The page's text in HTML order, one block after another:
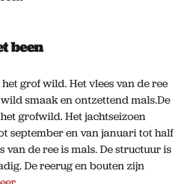
been
grof wild. Het vlees van de ree
smaak en ontzettend mals.De
grofwild. Het jachtseizoen
september en van januari tot half
van de ree is mals. De structuur is
De reerug en bouten zijn